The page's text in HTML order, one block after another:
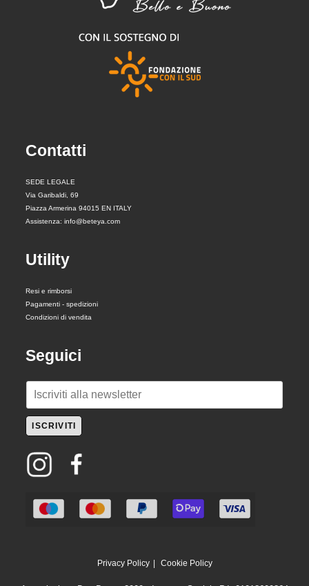
Contatti
SEDE LEGALE
Via Garibaldi, 69
Piazza Armerina 94015 EN ITALY
Assistenza: info@beteya.com
Utility
Resi e rimborsi
Pagamenti - spedizioni
Condizioni di vendita
Seguici
m
a
*
ISCRIVITI
Privacy Policy Cookie Policy